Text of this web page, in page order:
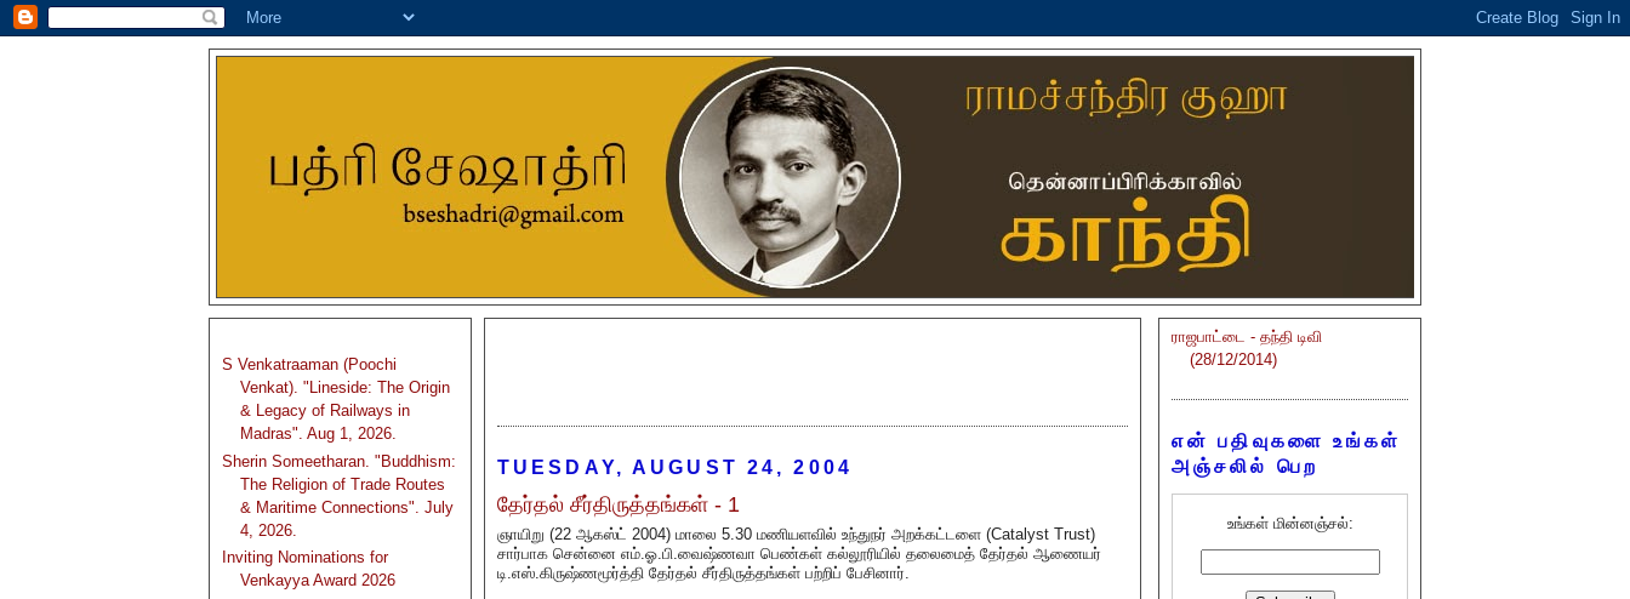
S Venkatraaman (Poochi
Venkat). "Lineside: The Origin
& Legacy of Railways in
Madras". Aug 1, 2026.
Sherin Someetharan. "Buddhism:
The Religion of Trade Routes
& Maritime Connections". July
4, 2026.
Inviting Nominations for
Venkayya Award 2026
TUESDAY, AUGUST 24, 2004
தேர்தல் சீர்திருத்தங்கள் - 1
ஞாயிறு (22 ஆகஸ்ட் 2004) மாலை 5.30 மணியளவில் உந்துநர் அறக்கட்டளை (Catalyst Trust)
சார்பாக சென்னை எம்.ஓ.பி.வைஷ்ணவா பெண்கள் கல்லூரியில் தலைமைத் தேர்தல் ஆணையர்
டி.எஸ்.கிருஷ்ணமூர்த்தி தேர்தல் சீர்திருத்தங்கள் பற்றிப் பேசினார்.
ராஜபாட்டை - தந்தி டிவி
(28/12/2014)
என் பதிவுகளை உங்கள்
அஞ்சலில் பெற
உங்கள் மின்னஞ்சல்: